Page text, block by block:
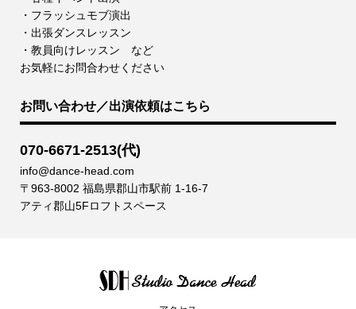
・フラッシュモブ演出
・出張ダンスレッスン
・教員向けレッスン など
お気軽にお問合わせください
お問い合わせ／出演依頼はこちら
070-6671-2513(代)
info@dance-head.com
〒963-8002 福島県郡山市駅前 1-16-7
アティ郡山5Fロフトスペース